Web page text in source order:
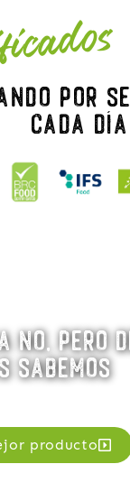
por
cada día
no, pero
sabemos
producto